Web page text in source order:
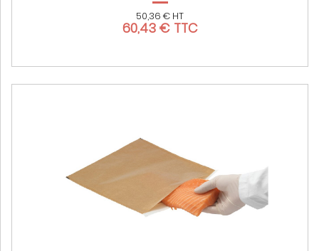
50,36 € HT
60,43 € TTC